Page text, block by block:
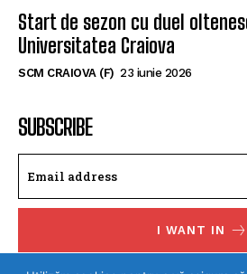
Start de sezon cu duel
Universitatea Craiova
SCM CRAIOVA (F) 23 iunie 2026
SUBSCRIBE
I WANT IN